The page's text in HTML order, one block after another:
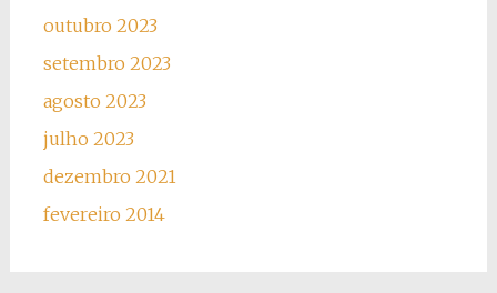
outubro 2023
setembro 2023
agosto 2023
julho 2023
dezembro 2021
fevereiro 2014